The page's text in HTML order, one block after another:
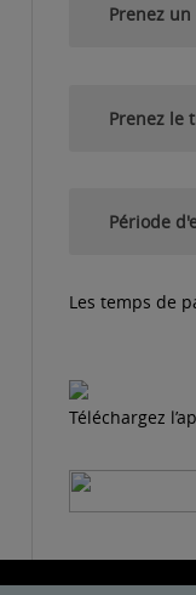
Prenez un
25 – exo
Prenez le
Plusieurs
Une fois
Période
Nous
vous
La
Les temps de
Téléchargez